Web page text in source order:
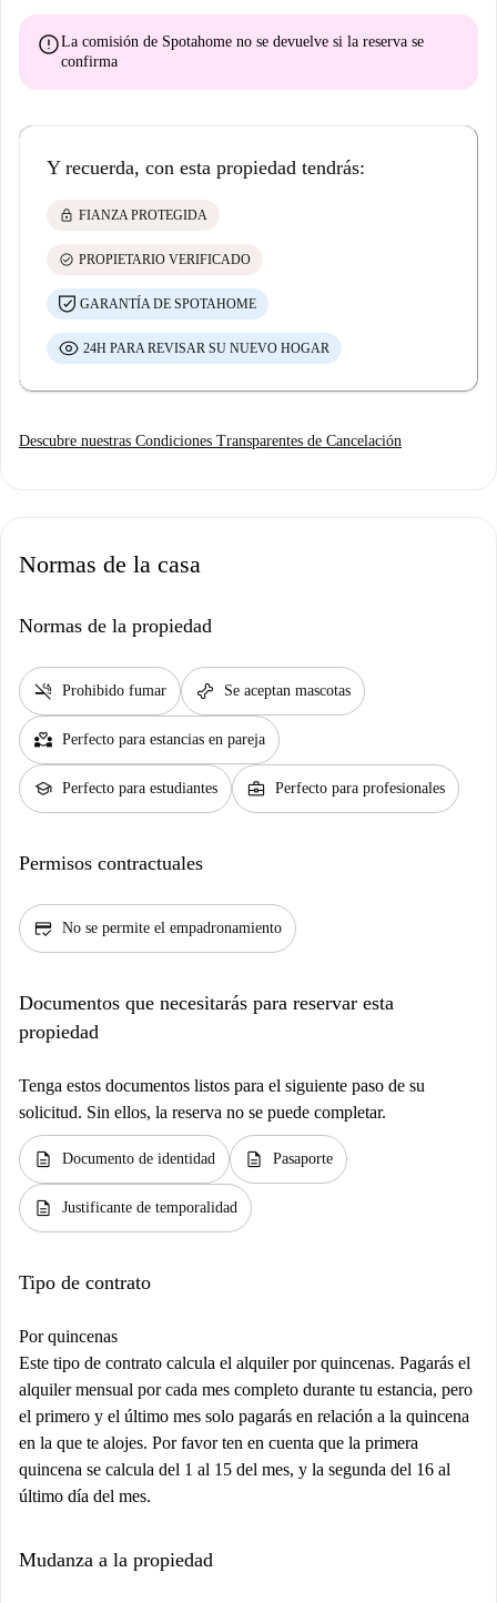
errorLa comisión de Spotahome no se devuelve si la reserva se
confirma
Y recuerda, con esta propiedad tendrás:
lock FIANZA PROTEGIDA
check_circle PROPIETARIO VERIFICADO
GARANTÍA DE SPOTAHOME
24H PARA REVISAR SU NUEVO HOGAR
Descubre nuestras Condiciones Transparentes de Cancelación
Normas de la casa
Normas de la propiedad
smoke_free Prohibido fumar pet_supplies Se aceptan mascotas
partner_heart Perfecto para estancias en pareja
school Perfecto para estudiantes business_center Perfecto para profesionales
Permisos contractuales
credit_score No se permite el empadronamiento
Documentos que necesitarás para reservar esta
propiedad
Tenga estos documentos listos para el siguiente paso de su
solicitud. Sin ellos, la reserva no se puede completar.
description Documento de identidad description Pasaporte
description Justificante de temporalidad
Tipo de contrato
Por quincenas
Este tipo de contrato calcula el alquiler por quincenas. Pagarás el
alquiler mensual por cada mes completo durante tu estancia, pero
el primero y el último mes solo pagarás en relación a la quincena
en la que te alojes. Por favor ten en cuenta que la primera
quincena se calcula del 1 al 15 del mes, y la segunda del 16 al
último día del mes.
Mudanza a la propiedad